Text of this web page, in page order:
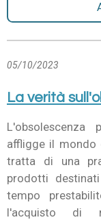
05/10/2023
La verità
affligge il mondo
tratta di una
prodotti
tempo
l'acquisto di